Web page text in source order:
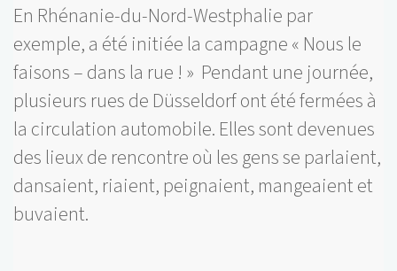
En Rhénanie-du-Nord-Westphalie par
exemple, a été initiée la campagne « Nous le
faisons – dans la rue ! » Pendant une journée,
plusieurs rues de Düsseldorf ont été fermées à
la circulation automobile. Elles sont devenues
des lieux de rencontre où les gens se parlaient,
dansaient, riaient, peignaient, mangeaient et
buvaient.